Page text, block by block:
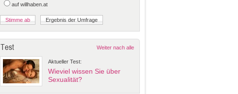
auf willhaben.at
Test Weiter nach alle
Aktueller Test:
Wieviel wissen Sie über
Sexualität?